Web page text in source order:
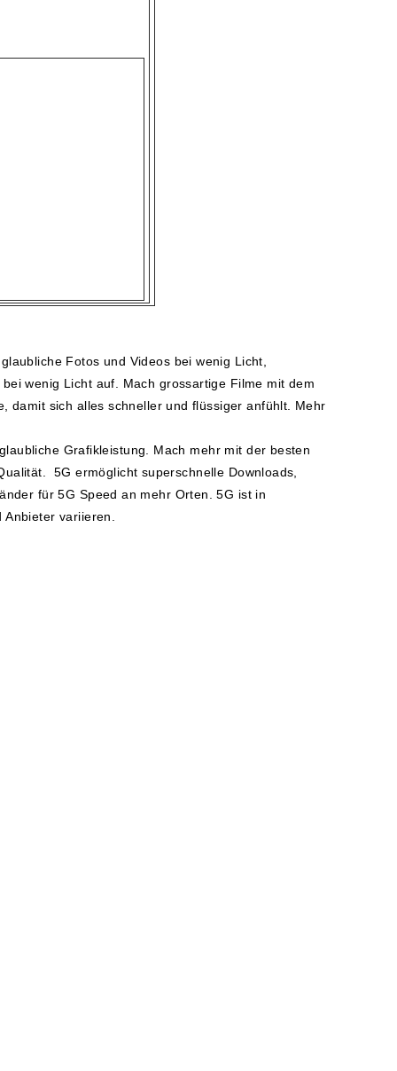
Fotos und Videos bei wenig Licht,
wenig Licht auf. Mach grossartige Filme mit dem
damit sich alles schneller und flüssiger anfühlt. Mehr
Grafikleistung. Mach mehr mit der besten
5G ermöglicht superschnelle Downloads,
für 5G Speed an mehr Orten. 5G ist in
variieren.